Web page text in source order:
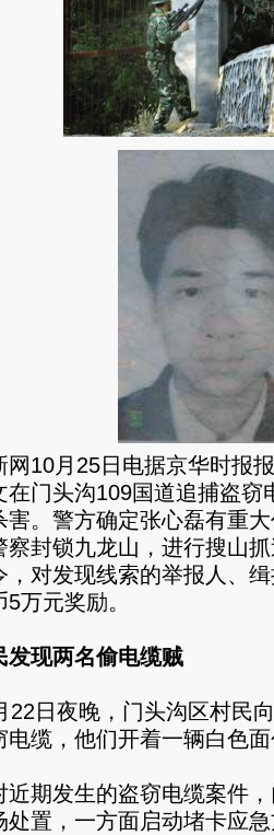
月25日电据京华时报报
在门头沟109国道追捕盗窃
害。警方确定张心磊有重
察封锁九龙山，进行搜山
，对发现线索的举报人、
万元奖励。
发现两名偷电缆贼
日夜晚，门头沟区村民向
电缆，他们开着一辆白色
发生的盗窃电缆案件，
处置，一方面启动堵卡应